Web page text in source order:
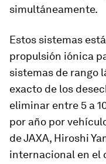
simultáneamente.
Estos sistemas
propulsión iónica
sistemas de rango
exacto de los
eliminar entre 5 a
por año por
de JAXA, Hiroshi
internacional en el